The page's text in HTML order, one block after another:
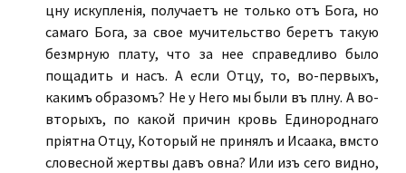
цѣну искупленія, получаетъ не только отъ Бога, но
самаго Бога, за свое мучительство беретъ такую
безмѣрную плату, что за нее справедливо было
пощадить и насъ. А если Отцу, то, во-первыхъ,
какимъ образомъ? Не у Него мы были въ плѣну. А во-
вторыхъ, по какой причинѣ кровь Единороднаго
пріятна Отцу, Который не принялъ и Исаака, вмѣсто
словесной жертвы давъ овна? Или изъ сего видно,